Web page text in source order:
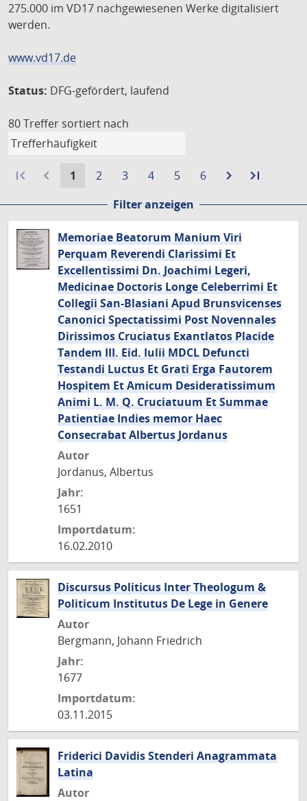
275.000 im VD17 nachgewiesenen Werke digitalisiert
werden.
www.vd17.de
Status: DFG-gefördert, laufend
80 Treffer sortiert nach
first_page navigate_before
Aktuelle
1
Gehe
Seite
2
Gehe
Seite
3
Gehe
Seite
4
Gehe
Seite
5
Gehe
Seite
6 navigate_next
Zur
Seite
last_page
Seite
Filter anzeigen
Memoriae Beatorum Manium Viri
Perquam Reverendi Clarissimi Et
Excellentissimi Dn. Joachimi Legeri,
Medicinae Doctoris Longe Celeberrimi Et
Collegii San-Blasiani Apud Brunsvicenses
Canonici Spectatissimi Post Novennales
Dirissimos Cruciatus Exantlatos Placide
Tandem III. Eid. Iulii MDCL Defuncti
Testandi Luctus Et Grati Erga Fautorem
Hospitem Et Amicum Desideratissimum
Animi L. M. Q. Cruciatuum Et Summae
Patientiae Indies memor Haec
Consecrabat Albertus Jordanus
Autor
Jordanus, Albertus
Jahr:
1651
Importdatum:
16.02.2010
Discursus Politicus Inter Theologum &
Politicum Institutus De Lege in Genere
Autor
Bergmann, Johann Friedrich
Jahr:
1677
Importdatum:
03.11.2015
Friderici Davidis Stenderi Anagrammata
Latina
Autor